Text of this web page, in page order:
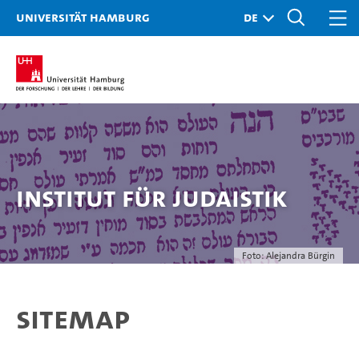
Universität Hamburg
Foto: Alejandra Bürgin
Institut für Judaistik
Sitemap